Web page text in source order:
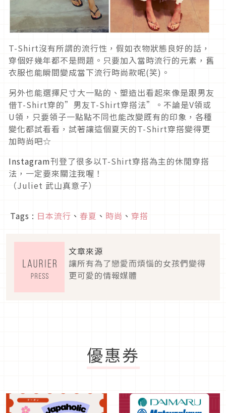
T-Shirt沒有所謂的流行性，假如衣物狀態良好的話，
穿個好幾年都不是問題。只要加入當時流行的元素，舊
衣服也能瞬間變成當下流行時尚款呢(笑)。
另外也能選擇尺寸大一點的、塑造出看起來像是跟男友
借T-Shirt穿的”男友T-Shirt穿搭法”。不論是V領或
U領，只要領子一點點不同也能改變既有的印象，各種
變化都試看看，試著讓這個夏天的T-Shirt穿搭變得更
加時尚吧☆
Instagram刊登了很多以T-Shirt穿搭為主的休閒穿搭
法，一定要來關注我喔！
（Juliet 武山真意子）
Tags : 日本流行 、 春夏 、 時尚 、 穿搭
文章來源
讓所有為了戀愛而煩惱的女孩們變得
更可愛的情報媒體
優惠券